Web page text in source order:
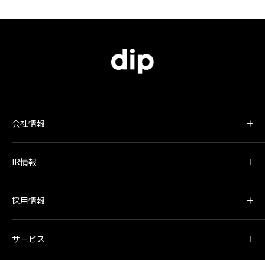
会社情報
IR情報
採用情報
サービス